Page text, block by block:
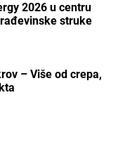
2026 u centru
struke
– Više od crepa,